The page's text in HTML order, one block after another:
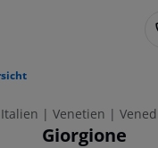
Italien | Venetien |
Giorgione